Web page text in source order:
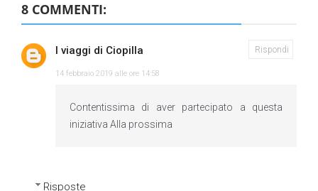
8 COMMENTI:
I viaggi di Ciopilla
14 febbraio 2019 alle ore 14:58
Contentissima di aver partecipato a questa
iniziativa Alla prossima
Rispondi
Risposte